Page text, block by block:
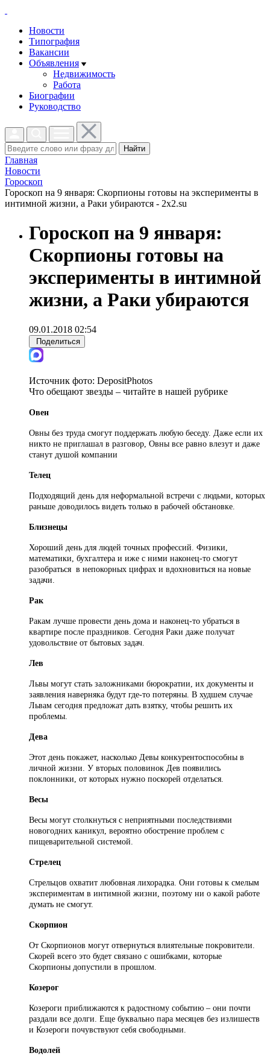
Новости
Типография
Вакансии
Объявления
Недвижимость
Работа
Биографии
Руководство
Найти
Главная
Новости
Гороскоп
Гороскоп на 9 января: Скорпионы готовы на эксперименты в
интимной жизни, а Раки убираются - 2x2.su
Гороскоп на 9 января:
Скорпионы готовы на
эксперименты в интимной
жизни, а Раки убираются
09.01.2018 02:54
Поделиться
Источник фото: DepositPhotos
Что обещают звезды – читайте в нашей рубрике
Овен
Овны без труда смогут поддержать любую беседу. Даже если их
никто не приглашал в разговор, Овны все равно влезут и даже
станут душой компании
Телец
Подходящий день для неформальной встречи с людьми, которых
раньше доводилось видеть только в рабочей обстановке.
Близнецы
Хороший день для людей точных профессий. Физики,
математики, бухгалтера и иже с ними наконец-то смогут
разобраться в непокорных цифрах и вдохновиться на новые
задачи.
Рак
Ракам лучше провести день дома и наконец-то убраться в
квартире после праздников. Сегодня Раки даже получат
удовольствие от бытовых задач.
Лев
Львы могут стать заложниками бюрократии, их документы и
заявления наверняка будут где-то потеряны. В худшем случае
Львам сегодня предложат дать взятку, чтобы решить их
проблемы.
Дева
Этот день покажет, насколько Девы конкурентоспособны в
личной жизни. У вторых половинок Дев появились
поклонники, от которых нужно поскорей отделаться.
Весы
Весы могут столкнуться с неприятными последствиями
новогодних каникул, вероятно обострение проблем с
пищеварительной системой.
Стрелец
Стрельцов охватит любовная лихорадка. Они готовы к смелым
экспериментам в интимной жизни, поэтому ни о какой работе
думать не смогут.
Скорпион
От Скорпионов могут отвернуться влиятельные покровители.
Скорей всего это будет связано с ошибками, которые
Скорпионы допустили в прошлом.
Козерог
Козероги приближаются к радостному событию – они почти
раздали все долги. Еще буквально пара месяцев без излишеств
и Козероги почувствуют себя свободными.
Водолей